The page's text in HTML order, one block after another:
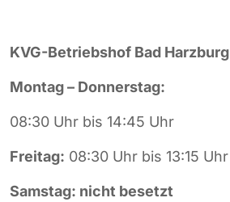
KVG-Betriebshof Bad Harzburg
Montag – Donnerstag:
08:30 Uhr bis 14:45 Uhr
Freitag: 08:30 Uhr bis 13:15 Uhr
Samstag: nicht besetzt